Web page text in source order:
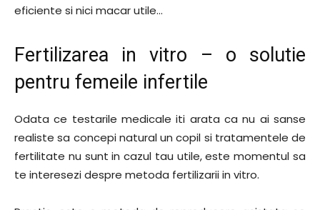
eficiente si nici macar utile…
Fertilizarea in vitro – o solutie
pentru femeile infertile
Odata ce testarile medicale iti arata ca nu ai sanse
realiste sa concepi natural un copil si tratamentele de
fertilitate nu sunt in cazul tau utile, este momentul sa
te interesezi despre metoda fertilizarii in vitro.